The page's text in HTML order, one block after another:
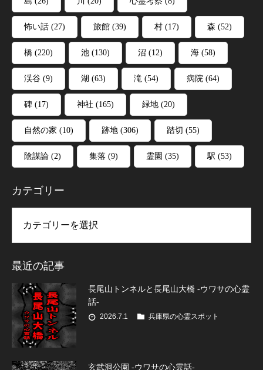
怖い話 (27) 旅館 (39) 村 (17) 森 (52)
橋 (220) 池 (130) 沼 (12) 海 (58)
渓谷 (9) 湖 (63) 滝 (54) 病院 (64)
碑 (17) 神社 (165) 緑地 (20)
自然の家 (10) 跡地 (306) 踏切 (55)
陰謀論 (2) 集落 (9) 霊園 (35) 駅 (53)
カテゴリー
最近の記事
長尾山トンネルと長尾山大橋 -ウワサの心霊
話-
2026.7.1 兵庫県の心霊スポット
玄武洞公園 -ウワサの心霊話-